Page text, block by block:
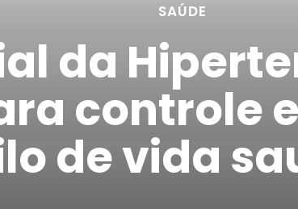
SAÚDE
da
controle
de vida